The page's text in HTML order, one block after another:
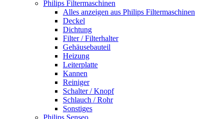
Philips Filtermaschinen
Alles anzeigen aus Philips Filtermaschinen
Deckel
Dichtung
Filter / Filterhalter
Gehäusebauteil
Heizung
Leiterplatte
Kannen
Reiniger
Schalter / Knopf
Schlauch / Rohr
Sonstiges
Philips Senseo